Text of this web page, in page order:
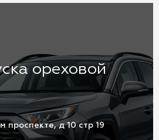
ореховой
проспекте, д 10 стр 19